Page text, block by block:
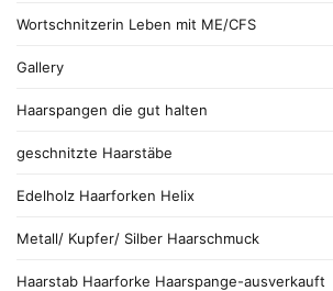
Wortschnitzerin Leben mit ME/CFS
Gallery
Haarspangen die gut halten
geschnitzte Haarstäbe
Edelholz Haarforken Helix
Metall/ Kupfer/ Silber Haarschmuck
Haarstab Haarforke Haarspange-ausverkauft